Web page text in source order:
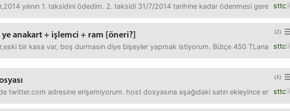
sttc
yılının 1. taksidini ödedim. 2. taksidi 31/7/2014 tarihine kadar ödenmesi gerekli.
(2)
ye anakart + işlemci + ram [öneri?]
sttc
bir kasa var, boş durmasın diye bişeyler yapmak istiyorum. Bütçe 450
(1)
sttc
twitter.com adresine erişemiyorum. host dosyasına aşağıdaki satırı ekleyince